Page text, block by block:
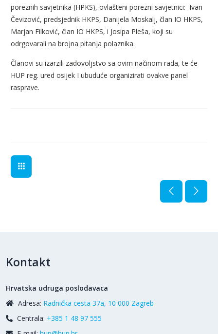
poreznih savjetnika (HPKS), ovlašteni porezni savjetnici: Ivan
Čevizović, predsjednik HKPS, Danijela Moskalj, član IO HKPS,
Marjan Filković, član IO HKPS, i Josipa Pleša, koji su
odrgovarali na brojna pitanja polaznika.
Članovi su izarzili zadovoljstvo sa ovim načinom rada, te će
HUP reg. ured osijek I ubuduće organizirati ovakve panel
rasprave.
Kontakt
Hrvatska udruga poslodavaca
Adresa: Radnička cesta 37a, 10 000 Zagreb
Centrala: +385 1 48 97 555